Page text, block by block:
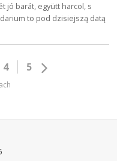
jó barát, együtt harcol, s
to pod dzisiejszą datą
4 5